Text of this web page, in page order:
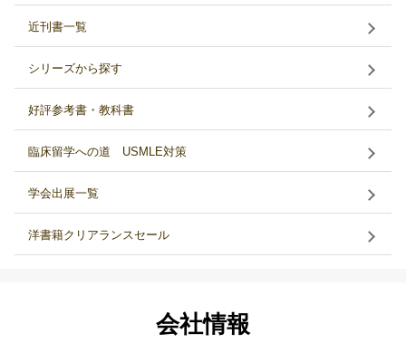
近刊書一覧
シリーズから探す
好評参考書・教科書
臨床留学への道 USMLE対策
学会出展一覧
洋書籍クリアランスセール
会社情報